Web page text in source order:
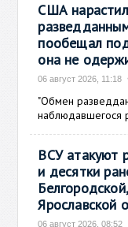
США
пообещал
она не
06 август 2026, 11:18
"Обмен
наблюдавшегося
ВСУ атакуют
и десятки
Ярославской
06 август 2026, 08:52